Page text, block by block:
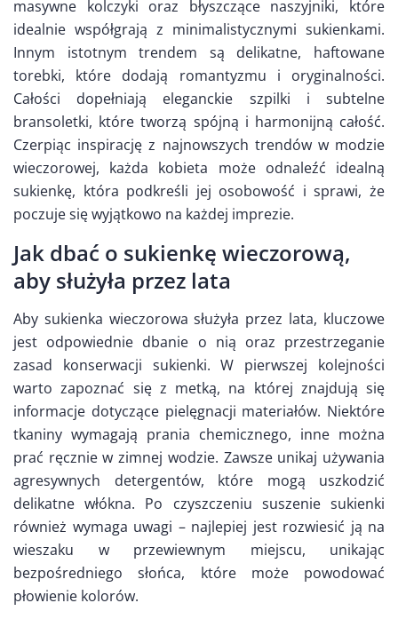
masywne kolczyki oraz błyszczące naszyjniki, które
idealnie współgrają z minimalistycznymi sukienkami.
Innym istotnym trendem są delikatne, haftowane
torebki, które dodają romantyzmu i oryginalności.
Całości dopełniają eleganckie szpilki i subtelne
bransoletki, które tworzą spójną i harmonijną całość.
Czerpiąc inspirację z najnowszych trendów w modzie
wieczorowej, każda kobieta może odnaleźć idealną
sukienkę, która podkreśli jej osobowość i sprawi, że
poczuje się wyjątkowo na każdej imprezie.
Jak dbać o sukienkę wieczorową,
aby służyła przez lata
Aby sukienka wieczorowa służyła przez lata, kluczowe
jest odpowiednie dbanie o nią oraz przestrzeganie
zasad konserwacji sukienki. W pierwszej kolejności
warto zapoznać się z metką, na której znajdują się
informacje dotyczące pielęgnacji materiałów. Niektóre
tkaniny wymagają prania chemicznego, inne można
prać ręcznie w zimnej wodzie. Zawsze unikaj używania
agresywnych detergentów, które mogą uszkodzić
delikatne włókna. Po czyszczeniu suszenie sukienki
również wymaga uwagi – najlepiej jest rozwiesić ją na
wieszaku w przewiewnym miejscu, unikając
bezpośredniego słońca, które może powodować
płowienie kolorów.